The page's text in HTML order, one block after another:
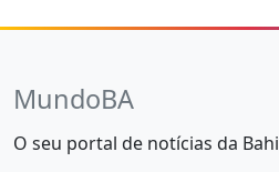
MundoBA
O seu portal de notícias da